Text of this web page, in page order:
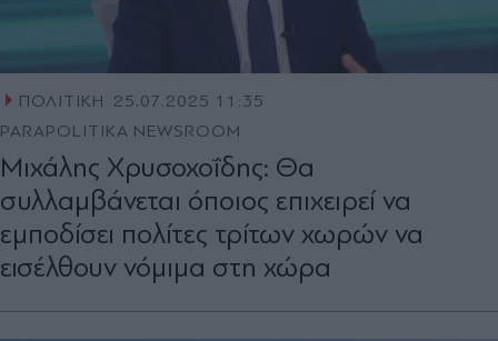
ΠΟΛΙΤΙΚΗ
25.07.2025 11:35
PARAPOLITIKA NEWSROOM
Μιχάλης Χρυσοχοΐδης: Θα
συλλαμβάνεται όποιος επιχειρεί να
εμποδίσει πολίτες τρίτων χωρών να
εισέλθουν νόμιμα στη χώρα